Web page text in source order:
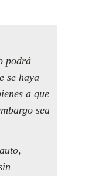
podrá
se haya
a que
sea